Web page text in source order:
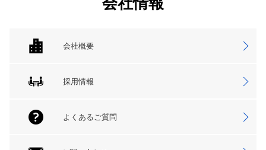
会社概要
採用情報
よくあるご質問